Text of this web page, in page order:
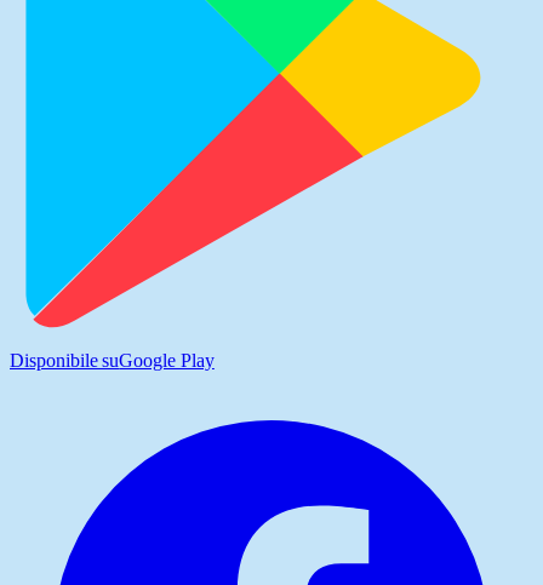
Disponibile suGoogle Play